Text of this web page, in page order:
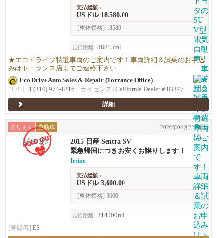
支払総額 :
USドル 18,580.00
[車体価格] 18580
走行距離 88813ml
★エコドライブ特選車両のご案内です！車両詳細＆試乗のお申込
みはトーランス店までご連絡下さい ...
Eco Drive Auto Sales & Repair (Torrance Office)
[TEL] +1 (310) 974-1816 [ライセンス] California Dealer # 83377
詳細
売ります 自動車 2026年04月22日(水)
2015 日産 Sentra SV
緊急帰国につきお安くお譲りします！
Irvine
支払総額 :
USドル 3,600.00
[車体価格] 3600
走行距離
214000ml
[登録者] ES